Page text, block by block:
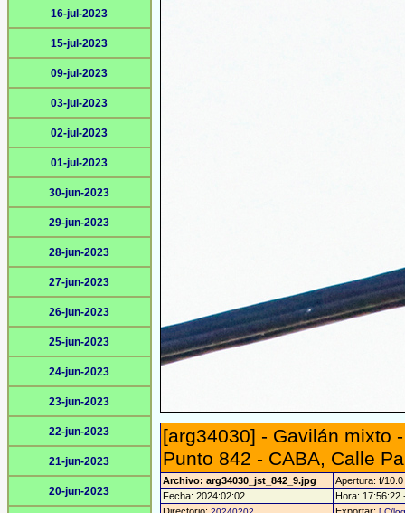
16-jul-2023
15-jul-2023
09-jul-2023
03-jul-2023
02-jul-2023
01-jul-2023
30-jun-2023
29-jun-2023
28-jun-2023
27-jun-2023
26-jun-2023
25-jun-2023
24-jun-2023
23-jun-2023
22-jun-2023
21-jun-2023
20-jun-2023
[arg34030] - Gavilán mixto
Punto 842 - CABA, Calle
Archivo: arg34030_jst_842_9.jpg
Apertura: f/10.0
Fecha: 2024:02:02
Hora: 17:56:22